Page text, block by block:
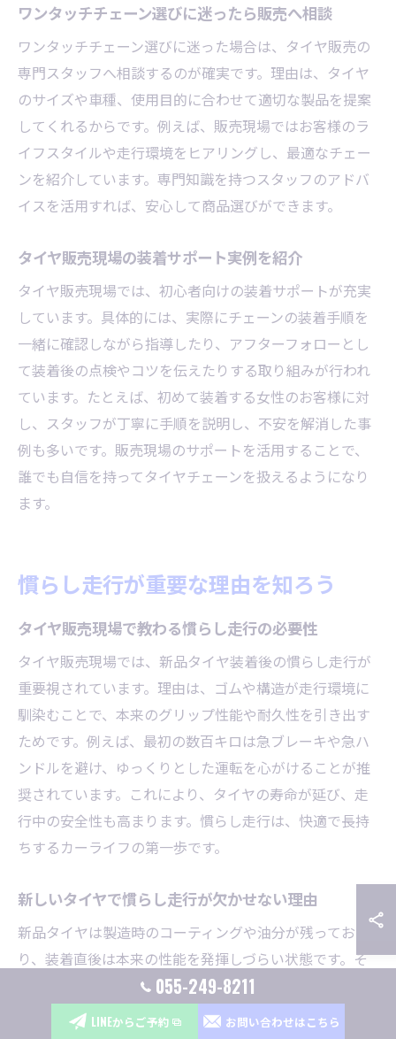
ワンタッチチェーン選びに迷ったら販売へ相談
ワンタッチチェーン選びに迷った場合は、タイヤ販売の
専門スタッフへ相談するのが確実です。理由は、タイヤ
のサイズや車種、使用目的に合わせて適切な製品を提案
してくれるからです。例えば、販売現場ではお客様のラ
イフスタイルや走行環境をヒアリングし、最適なチェー
ンを紹介しています。専門知識を持つスタッフのアドバ
イスを活用すれば、安心して商品選びができます。
タイヤ販売現場の装着サポート実例を紹介
タイヤ販売現場では、初心者向けの装着サポートが充実
しています。具体的には、実際にチェーンの装着手順を
一緒に確認しながら指導したり、アフターフォローとし
て装着後の点検やコツを伝えたりする取り組みが行われ
ています。たとえば、初めて装着する女性のお客様に対
し、スタッフが丁寧に手順を説明し、不安を解消した事
例も多いです。販売現場のサポートを活用することで、
誰でも自信を持ってタイヤチェーンを扱えるようになり
ます。
慣らし走行が重要な理由を知ろう
タイヤ販売現場で教わる慣らし走行の必要性
タイヤ販売現場では、新品タイヤ装着後の慣らし走行が
重要視されています。理由は、ゴムや構造が走行環境に
馴染むことで、本来のグリップ性能や耐久性を引き出す
ためです。例えば、最初の数百キロは急ブレーキや急ハ
ンドルを避け、ゆっくりとした運転を心がけることが推
奨されています。これにより、タイヤの寿命が延び、走
行中の安全性も高まります。慣らし走行は、快適で長持
ちするカーライフの第一歩です。
新しいタイヤで慣らし走行が欠かせない理由
新品タイヤは製造時のコーティングや油分が残ってお
り、装着直後は本来の性能を発揮しづらい状態です。そ
のため、慣らし走行を行い表面の余分な成分を落とし、
タイヤと路面の密着性を高める必要があります。具体的
055-249-8211
LINEからご予約 お問い合わせはこちら